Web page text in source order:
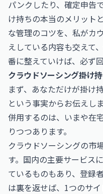
パンクしたり、確定申告
け持ちの本当のメリット
な管理のコツを、私がカ
えしている内容も交えて
番に整えていけば、必ず
クラウドソーシング掛け
まず、あなただけが掛け
という事実からお伝えし
併用するのは、いまや在
りつつあります。
クラウドソーシングの市
す。国内の主要サービス
ているものもあり、登録
は裏を返せば、1つのサ